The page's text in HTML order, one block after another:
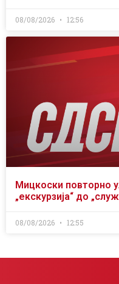
08/08/2026 12:56
Мицкоски повторно
„екскурзија“ до
08/08/2026 12:55